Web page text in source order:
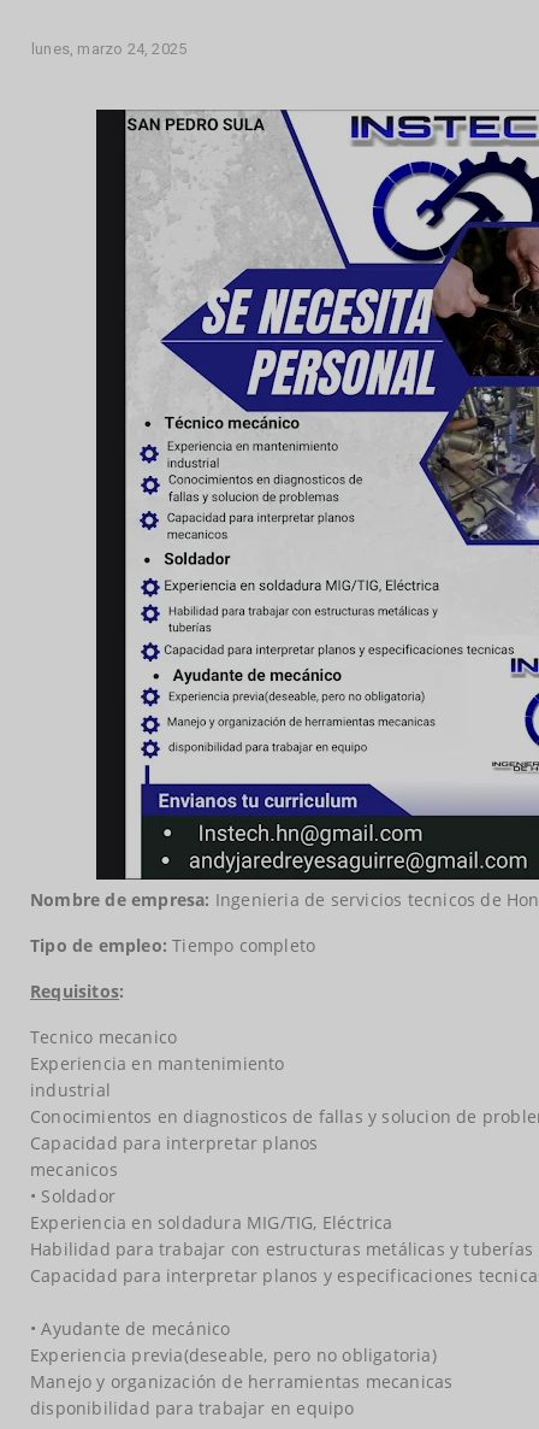
lunes, marzo 24, 2025
Nombre de empresa: Ingenieria de servicios tecnicos de
Tipo de empleo:Tiempo completo
Requisitos:
Tecnico mecanico
Experiencia en mantenimiento
industrial
Conocimientos en diagnosticos de fallas y solucion de
Capacidad para interpretar planos
mecanicos
• Soldador
Experiencia en soldadura MIG/TIG, Eléctrica
Habilidad para trabajar con estructuras metálicas y tuberías
Capacidad para interpretar planos y especificaciones
• Ayudante de mecánico
Experiencia previa(deseable, pero no obligatoria)
Manejo y organización de herramientas mecanicas
disponibilidad para trabajar en equipo